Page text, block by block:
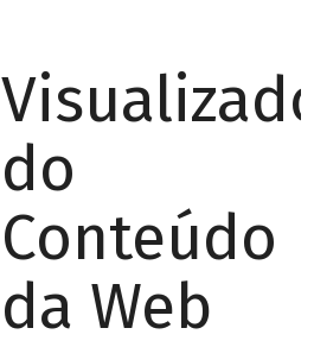
Visualizador
do
Conteúdo
da Web